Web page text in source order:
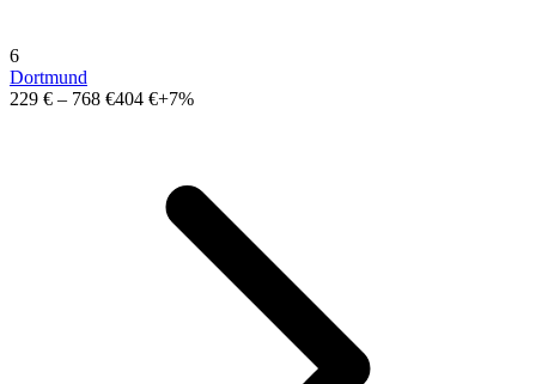
6
Dortmund
229 € – 768 €404 €+7%